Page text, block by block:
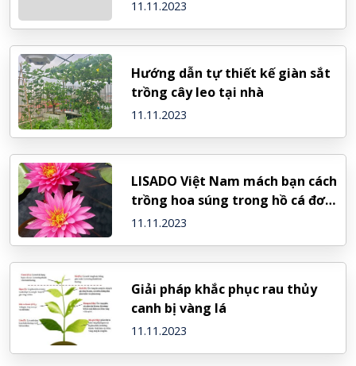
11.11.2023
Hướng dẫn tự thiết kế giàn sắt
trồng cây leo tại nhà
11.11.2023
LISADO Việt Nam mách bạn cách
trồng hoa súng trong hồ cá đơn
giản nhất
11.11.2023
Giải pháp khắc phục rau thủy
canh bị vàng lá
11.11.2023